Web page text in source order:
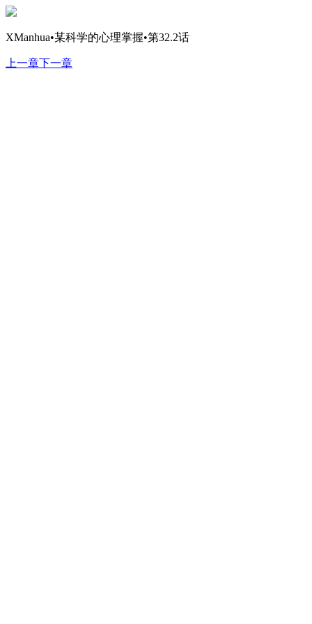
XManhua•某科学的心理掌握•第32.2话
上一章下一章